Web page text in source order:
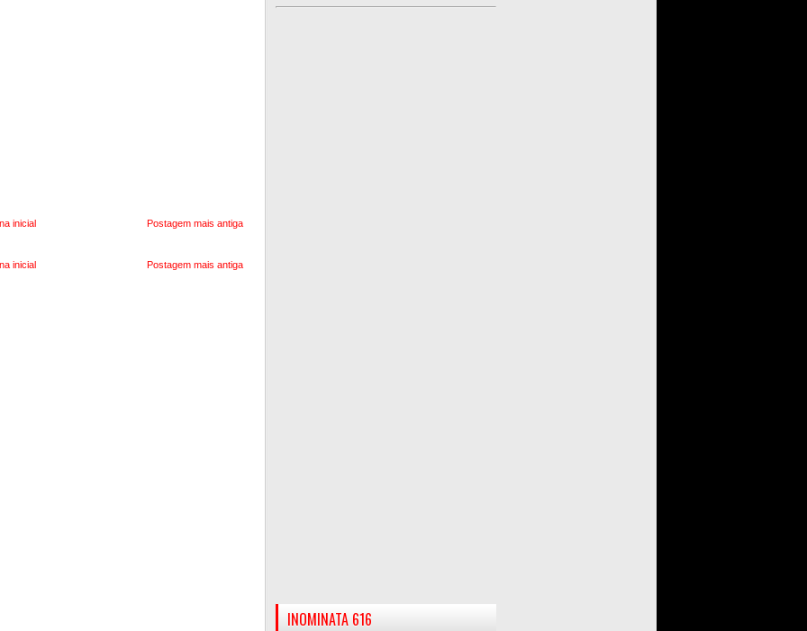
Postagem mais antiga
inicial
Postagem mais antiga
inicial
INOMINATA 616